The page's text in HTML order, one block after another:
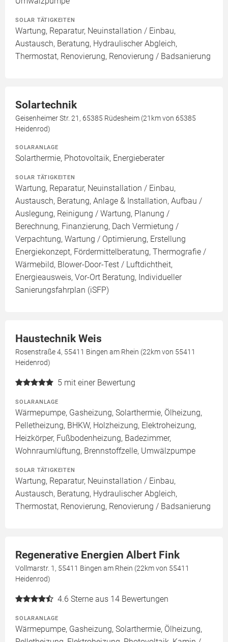
SOLAR TÄTIGKEITEN
Wartung, Reparatur, Neuinstallation / Einbau,
Austausch, Beratung, Hydraulischer Abgleich,
Thermostat, Renovierung, Renovierung / Badsanierung
Solartechnik
Geisenheimer Str. 21, 65385 Rüdesheim (21km von 65385
Heidenrod)
SOLARANLAGE
Solarthermie, Photovoltaik, Energieberater
SOLAR TÄTIGKEITEN
Wartung, Reparatur, Neuinstallation / Einbau,
Austausch, Beratung, Anlage & Installation, Aufbau /
Auslegung, Reinigung / Wartung, Planung /
Berechnung, Finanzierung, Dach Vermietung /
Verpachtung, Wartung / Optimierung, Erstellung
Energiekonzept, Fördermittelberatung, Thermografie /
Wärmebild, Blower-Door-Test / Luftdichtheit,
Energieausweis, Vor-Ort Beratung, Individueller
Sanierungsfahrplan (iSFP)
Haustechnik Weis
Rosenstraße 4, 55411 Bingen am Rhein (22km von 55411
Heidenrod)
5 mit einer Bewertung
SOLARANLAGE
Wärmepumpe, Gasheizung, Solarthermie, Ölheizung,
Pelletheizung, BHKW, Holzheizung, Elektroheizung,
Heizkörper, Fußbodenheizung, Badezimmer,
Wohnraumlüftung, Brennstoffzelle, Umwälzpumpe
SOLAR TÄTIGKEITEN
Wartung, Reparatur, Neuinstallation / Einbau,
Austausch, Beratung, Hydraulischer Abgleich,
Thermostat, Renovierung, Renovierung / Badsanierung
Regenerative Energien Albert Fink
Vollmarstr. 1, 55411 Bingen am Rhein (22km von 55411
Heidenrod)
4.6 Sterne aus 14 Bewertungen
SOLARANLAGE
Wärmepumpe, Gasheizung, Solarthermie, Ölheizung,